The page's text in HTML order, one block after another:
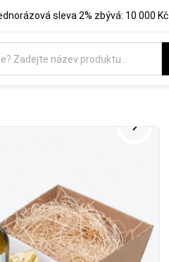
sleva 2% zbývá: 10 000 Kč